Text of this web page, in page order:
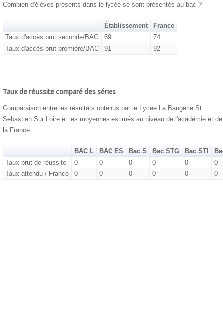
Combien d'élèves présents dans le lycée se sont présentés au bac ?
Établissement
France
Taux d'accès brut seconde/BAC
69
74
Taux d'accès brut première/BAC
91 92
Taux de réussite comparé des séries
Comparaison entre les résultats obtenus par le Lycee La Baugerie St
Sebastien Sur Loire et les moyennes estimés au niveau de l'académie et de
la France
BAC L BAC ES Bac S Bac STG Bac STI
Taux brut de réussite
0 0 0 0 0
0
Taux attendu / France
0 0 0 0 0 0